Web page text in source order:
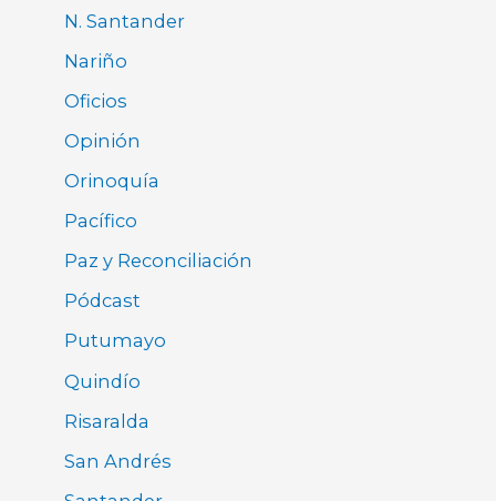
N. Santander
Nariño
Oficios
Opinión
Orinoquía
Pacífico
Paz y Reconciliación
Pódcast
Putumayo
Quindío
Risaralda
San Andrés